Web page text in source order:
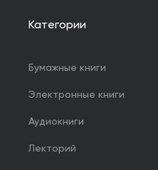
Категории
Бумажные книги
Электронные книги
Аудиокниги
Лекторий